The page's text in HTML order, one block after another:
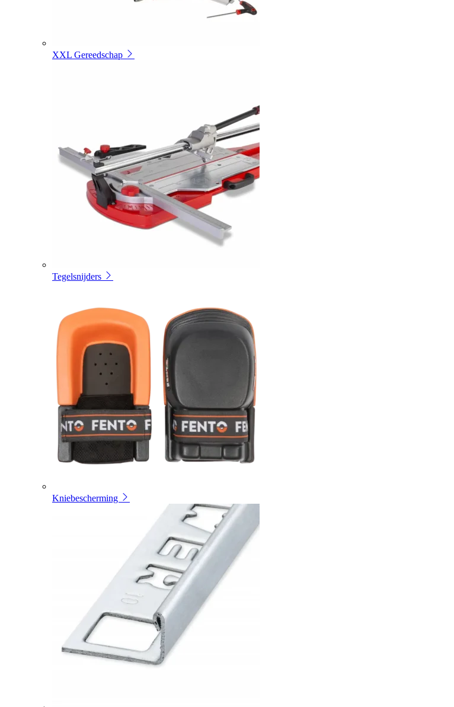
XXL Gereedschap
Tegelsnijders
Kniebescherming